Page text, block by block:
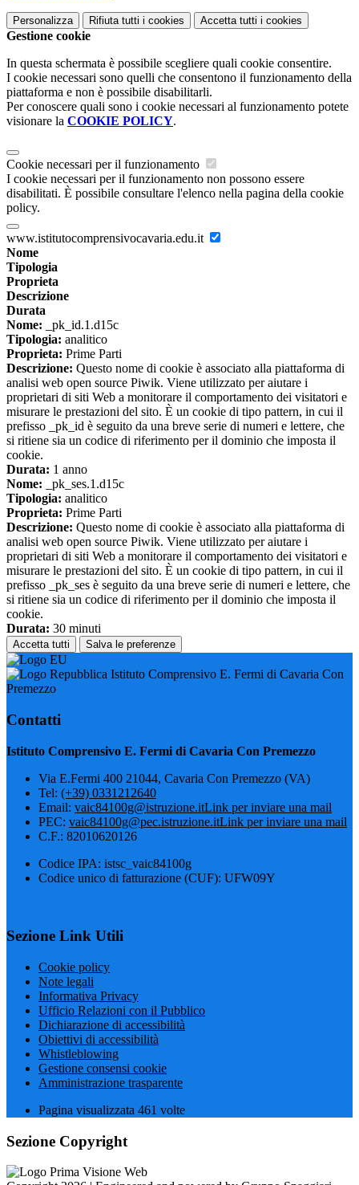
Personalizza Rifiuta tutti i cookies Accetta tutti i cookies
Gestione cookie
In questa schermata è possibile scegliere quali cookie consentire.
I cookie necessari sono quelli che consentono il funzionamento della
piattaforma e non è possibile disabilitarli.
Per conoscere quali sono i cookie necessari al funzionamento potete
visionare la COOKIE POLICY.
Cookie necessari per il funzionamento
I cookie necessari per il funzionamento non possono essere
disabilitati. È possibile consultare l'elenco nella pagina della cookie
policy.
www.istitutocomprensivocavaria.edu.it
Nome
Tipologia
Proprieta
Descrizione
Durata
Nome: _pk_id.1.d15c
Tipologia: analitico
Proprieta: Prime Parti
Descrizione: Questo nome di cookie è associato alla piattaforma di
analisi web open source Piwik. Viene utilizzato per aiutare i
proprietari di siti Web a monitorare il comportamento dei visitatori e
misurare le prestazioni del sito. È un cookie di tipo pattern, in cui il
prefisso _pk_id è seguito da una breve serie di numeri e lettere, che
si ritiene sia un codice di riferimento per il dominio che imposta il
cookie.
Durata: 1 anno
Nome: _pk_ses.1.d15c
Tipologia: analitico
Proprieta: Prime Parti
Descrizione: Questo nome di cookie è associato alla piattaforma di
analisi web open source Piwik. Viene utilizzato per aiutare i
proprietari di siti Web a monitorare il comportamento dei visitatori e
misurare le prestazioni del sito. È un cookie di tipo pattern, in cui il
prefisso _pk_ses è seguito da una breve serie di numeri e lettere, che
si ritiene sia un codice di riferimento per il dominio che imposta il
cookie.
Durata: 30 minuti
Accetta tutti Salva le preferenze
Istituto Comprensivo E. Fermi di Cavaria Con
Premezzo
Contatti
Istituto Comprensivo E. Fermi di Cavaria Con Premezzo
Via E.Fermi 400 21044, Cavaria Con Premezzo (VA)
Tel: (+39) 0331212640
Email: vaic84100g@istruzione.itLink per inviare una mail
PEC: vaic84100g@pec.istruzione.itLink per inviare una mail
C.F.: 82010620126
Codice IPA: istsc_vaic84100g
Codice unico di fatturazione (CUF): UFW09Y
Sezione Link Utili
Cookie policy
Note legali
Informativa Privacy
Ufficio Relazioni con il Pubblico
Dichiarazione di accessibilità
Obiettivi di accessibilità
Whistleblowing
Gestione consensi cookie
Amministrazione trasparente
Pagina visualizzata 461 volte
Sezione Copyright